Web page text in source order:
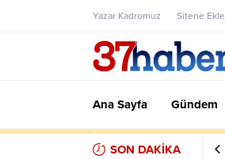
Yazar Kadromuz Sitene Ekle
Ana Sayfa Gündem
SON DAKİKA